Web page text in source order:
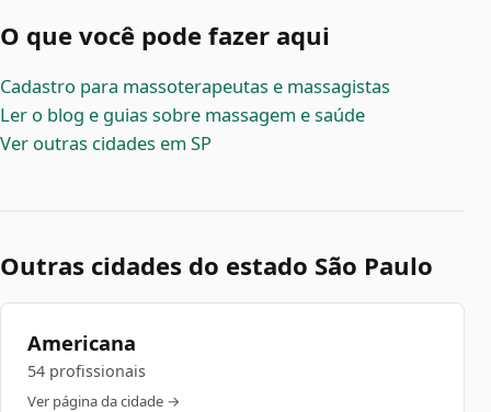
O que você pode fazer aqui
Cadastro para massoterapeutas e massagistas
Ler o blog e guias sobre massagem e saúde
Ver outras cidades em SP
Outras cidades do estado São Paulo
Americana
54 profissionais
Ver página da cidade →